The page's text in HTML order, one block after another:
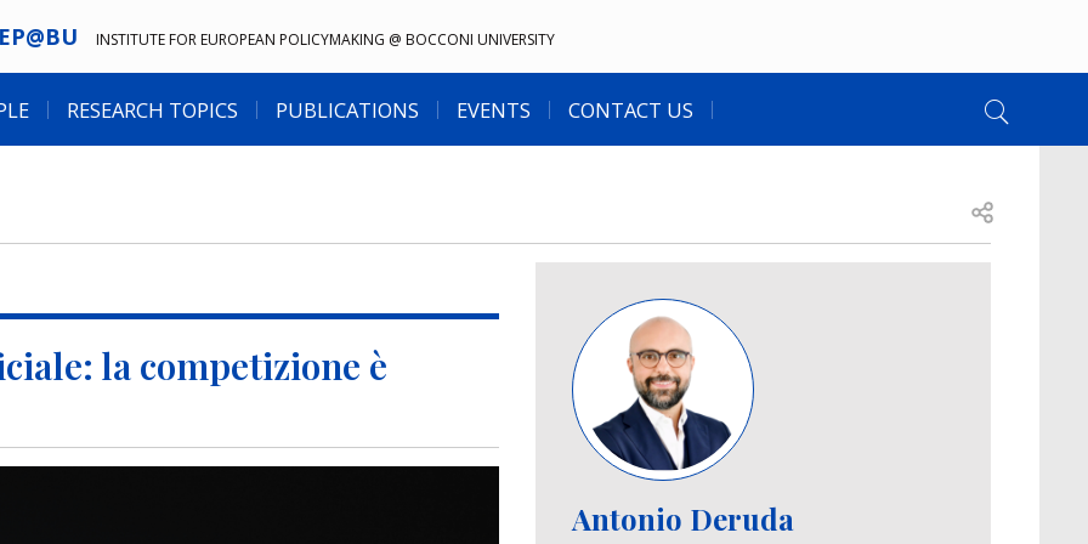
INSTITUTE FOR EUROPEAN POLICYMAKING @ BOCCONI UNIVERSITY
RESEARCH TOPICS PUBLICATIONS EVENTS CONTACT US
Open share
la competizione è
Image
Antonio Deruda